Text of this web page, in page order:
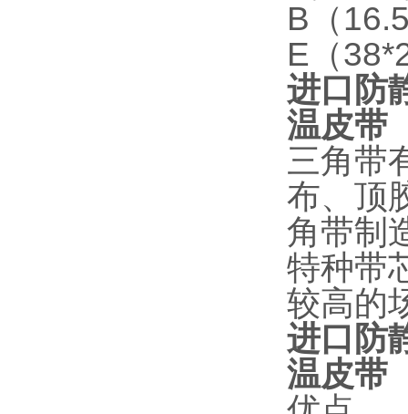
B（
E（
进口防
温皮带
三角带
布、顶
角带制
特种带
较高的
进口防
温皮带